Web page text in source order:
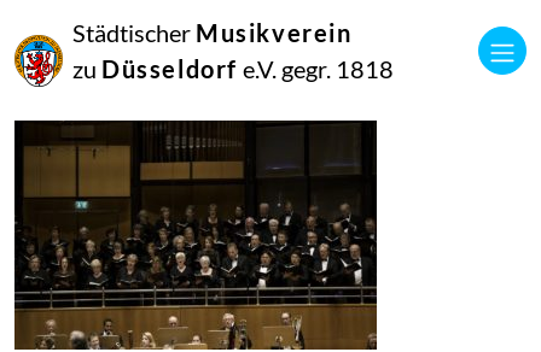
Städtischer Musikverein
zu Düsseldorf e.V. gegr. 1818
Juni
2018
administrator